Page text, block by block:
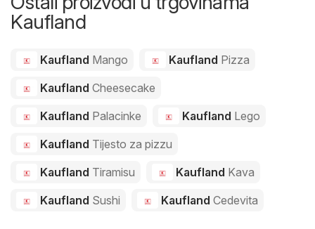
Kaufland
Kaufland Mango Kaufland Pizza
Kaufland Cheesecake
Kaufland Palacinke Kaufland Lego
Kaufland Tijesto za pizzu
Kaufland Tiramisu Kaufland Kava
Kaufland Sushi Kaufland Cedevita